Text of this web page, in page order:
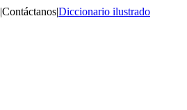
|Contáctanos|Diccionario ilustrado